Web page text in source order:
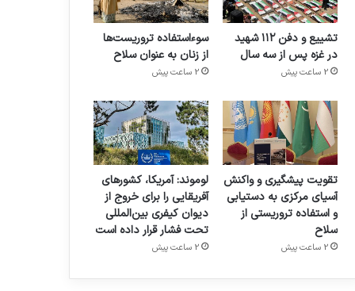
تشییع و دفن ۱۱۲ شهید
در غزه پس از سه سال
2 ساعت پیش
سوءاستفاده تروریست‌ها
از زنان به عنوان سلاح
2 ساعت پیش
تقویت پیشگیری و واکنش
آسیای مرکزی به دستیابی
و استفاده تروریستی از
سلاح
2 ساعت پیش
لوموند: آمریکا، کشورهای
آفریقایی را برای خروج از
دیوان کیفری بین‌المللی
تحت فشار قرار داده است
2 ساعت پیش